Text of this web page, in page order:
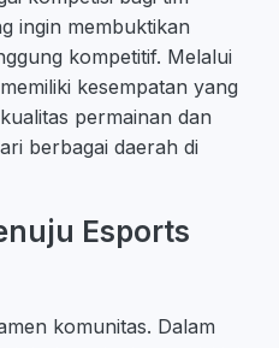
ingin membuktikan
kompetitif. Melalui
kesempatan yang
permainan dan
berbagai daerah di
Esports
komunitas. Dalam